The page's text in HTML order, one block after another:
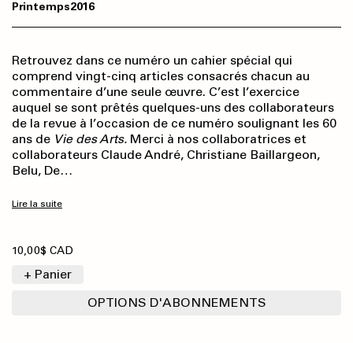
Printemps2016
Retrouvez dans ce numéro un cahier spécial qui
comprend vingt-cinq articles consacrés chacun au
commentaire d’une seule œuvre. C’est l’exercice
auquel se sont prêtés quelques-uns des collaborateurs
de la revue à l’occasion de ce numéro soulignant les 60
ans de Vie des Arts. Merci à nos collaboratrices et
collaborateurs Claude André, Christiane Baillargeon,
Belu, De…
Lire la suite
10,00$ CAD
+ Panier
OPTIONS D'ABONNEMENTS